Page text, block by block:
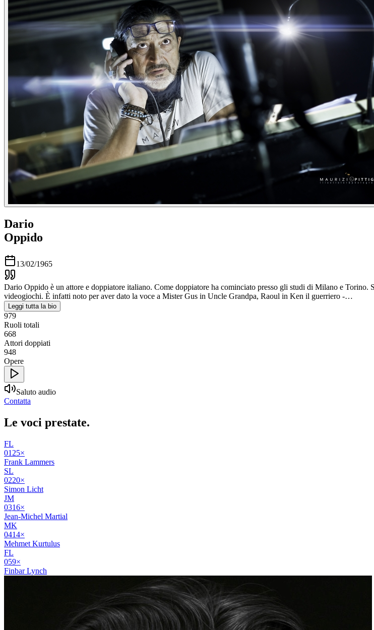
Dario
Oppido
13/02/1965
Dario Oppido è un attore e doppiatore italiano. Come doppiatore ha cominciato presso gli studi di Milano e Torino.
videogiochi. È infatti noto per aver dato la voce a Mister Gus in Uncle Grandpa, Raoul in Ken il guerriero -…
Leggi tutta la bio
979
Ruoli totali
668
Attori doppiati
948
Opere
Saluto audio
Contatta
Le voci prestate.
FL
01 25×
Frank Lammers
SL
0220×
Simon Licht
JM
0316×
Jean-Michel Martial
MK
0414×
Mehmet Kurtulus
FL
059×
Finbar Lynch